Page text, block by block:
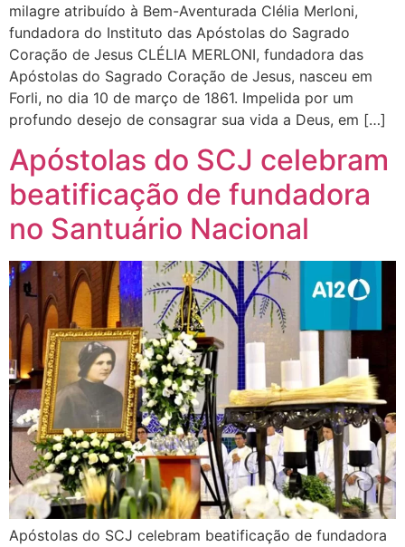
milagre atribuído à Bem-Aventurada Clélia Merloni,
fundadora do Instituto das Apóstolas do Sagrado
Coração de Jesus CLÉLIA MERLONI, fundadora das
Apóstolas do Sagrado Coração de Jesus, nasceu em
Forli, no dia 10 de março de 1861. Impelida por um
profundo desejo de consagrar sua vida a Deus, em […]
Apóstolas do SCJ celebram
beatificação de fundadora
no Santuário Nacional
Apóstolas do SCJ celebram beatificação de fundadora